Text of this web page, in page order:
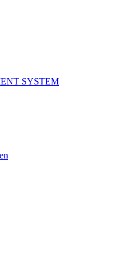
SYSTEM